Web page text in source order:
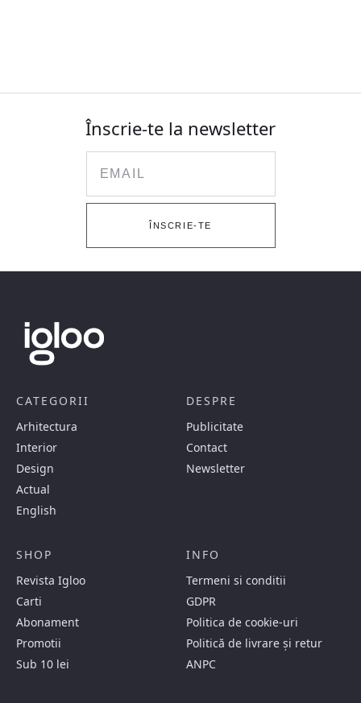
Înscrie-te la newsletter
ÎNSCRIE-TE
CATEGORII
Arhitectura
Interior
Design
Actual
English
DESPRE
Publicitate
Contact
Newsletter
SHOP
Revista Igloo
Carti
Abonament
Promotii
Sub 10 lei
INFO
Termeni si conditii
GDPR
Politica de cookie-uri
Politică de livrare și retur
ANPC